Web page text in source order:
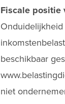
Fiscale positie
beschikbaar
niet